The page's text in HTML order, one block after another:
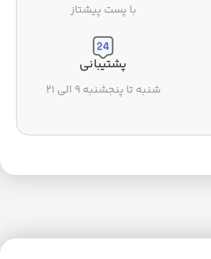
با پست پیشتاز
پشتیبانی
شنبه تا پنجشنبه ۹ الی ۲۱